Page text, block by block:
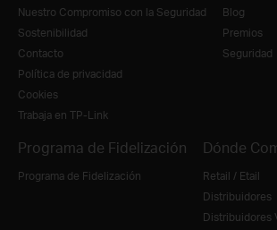
Nuestro Compromiso con la Seguridad
Sostenibilidad
Contacto
Política de privacidad
Cookies
Trabaja en TP-Link
Blog
Premios
Seguridad
Programa de Fidelización
Programa de Fidelización
Dónde
Retail / Etail
Distribuidores
Distribuidores